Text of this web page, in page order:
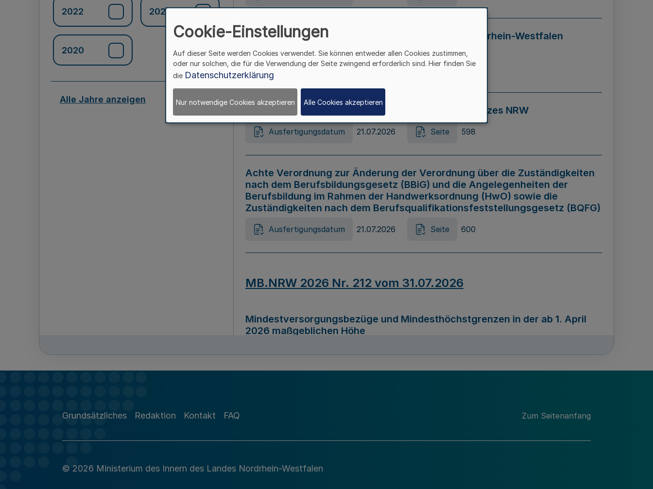
2022 2021
2020
Alle Jahre anzeigen
Gesetz zur Vermeidung von Diskriminierung in Nordrhein-Westfalen
(Landesantidiskriminierungsgesetz – LADG NRW)
Ausfertigungsdatum 21.07.2026 Seite 595
Gesetz zur Änderung des Online-Casinospiel Gesetzes NRW
Ausfertigungsdatum 21.07.2026 Seite 598
Achte Verordnung zur Änderung der Verordnung über die Zuständigkeiten
nach dem Berufsbildungsgesetz (BBiG) und die Angelegenheiten der
Berufsbildung im Rahmen der Handwerksordnung (HwO) sowie die
Zuständigkeiten nach dem Berufsqualifikationsfeststellungsgesetz (BQFG)
Ausfertigungsdatum 21.07.2026 Seite 600
MB.NRW 2026 Nr. 212 vom 31.07.2026
Mindestversorgungsbezüge und Mindesthöchstgrenzen in der ab 1. April
2026 maßgeblichen Höhe
Richtlinie zur Durchführung des Förderprogramms „Mittelstand Innovativ &
Grundsätzliches Redaktion Kontakt FAQ Zum Seitenanfang
© 2026 Ministerium des Innern des Landes Nordrhein-Westfalen
Cookie-Einstellungen
Auf dieser Seite werden Cookies verwendet. Sie können entweder allen Cookies zustimmen,
oder nur solchen, die für die Verwendung der Seite zwingend erforderlich sind. Hier finden Sie
die Datenschutzerklärung
Nur notwendige Cookies akzeptieren Alle Cookies akzeptieren